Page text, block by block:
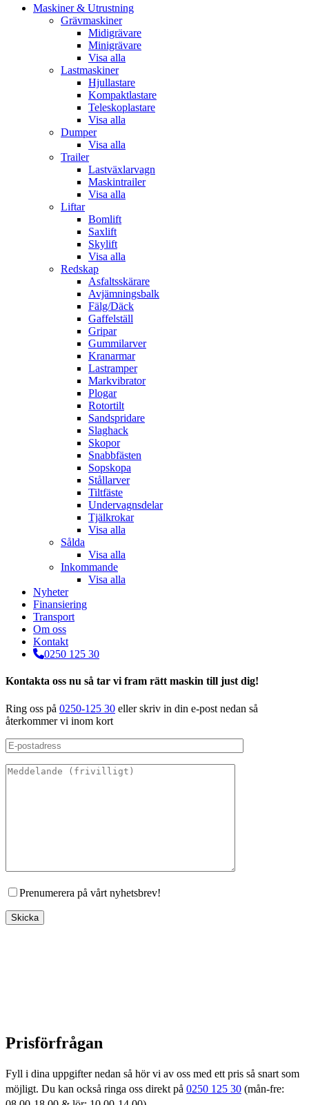
Close
Maskiner & Utrustning
Grävmaskiner
Midigrävare
Minigrävare
Visa alla
Lastmaskiner
Hjullastare
Kompaktlastare
Teleskoplastare
Visa alla
Dumper
Visa alla
Trailer
Lastväxlarvagn
Maskintrailer
Visa alla
Liftar
Bomlift
Saxlift
Skylift
Visa alla
Redskap
Asfaltsskärare
Avjämningsbalk
Fälg/Däck
Gaffelställ
Gripar
Gummilarver
Kranarmar
Lastramper
Markvibrator
Plogar
Rotortilt
Sandspridare
Slaghack
Skopor
Snabbfästen
Sopskopa
Stållarver
Tiltfäste
Undervagnsdelar
Tjälkrokar
Visa alla
Sålda
Visa alla
Inkommande
Visa alla
Nyheter
Finansiering
Transport
Om oss
Kontakt
0250 125 30
Kontakta oss nu så tar vi fram rätt maskin till just dig!
Ring oss på 0250-125 30 eller skriv in din e-post nedan så
återkommer vi inom kort
Prenumerera på vårt nyhetsbrev!
Prisförfrågan
Fyll i dina uppgifter nedan så hör vi av oss med ett pris så snart som
möjligt. Du kan också ringa oss direkt på 0250 125 30 (mån-fre: